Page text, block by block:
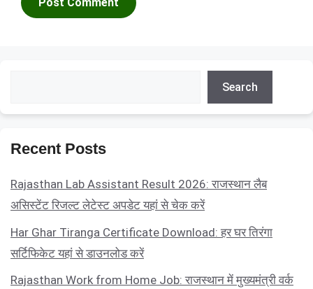
Search
Recent Posts
Rajasthan Lab Assistant Result 2026: राजस्थान लैब
असिस्टेंट रिजल्ट लेटेस्ट अपडेट यहां से चेक करें
Har Ghar Tiranga Certificate Download: हर घर तिरंगा
सर्टिफिकेट यहां से डाउनलोड करें
Rajasthan Work from Home Job: राजस्थान में मुख्यमंत्री वर्क